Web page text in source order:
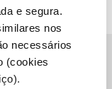
e segura.
nos
necessários
(cookies